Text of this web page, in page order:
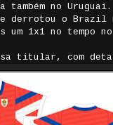
também no Uruguai.
derrotou o
1x1 no tempo
titular, com